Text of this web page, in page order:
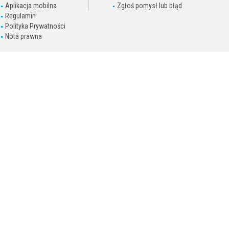
Aplikacja mobilna
Regulamin
Polityka Prywatności
Nota prawna
Zgłoś pomysł lub błąd